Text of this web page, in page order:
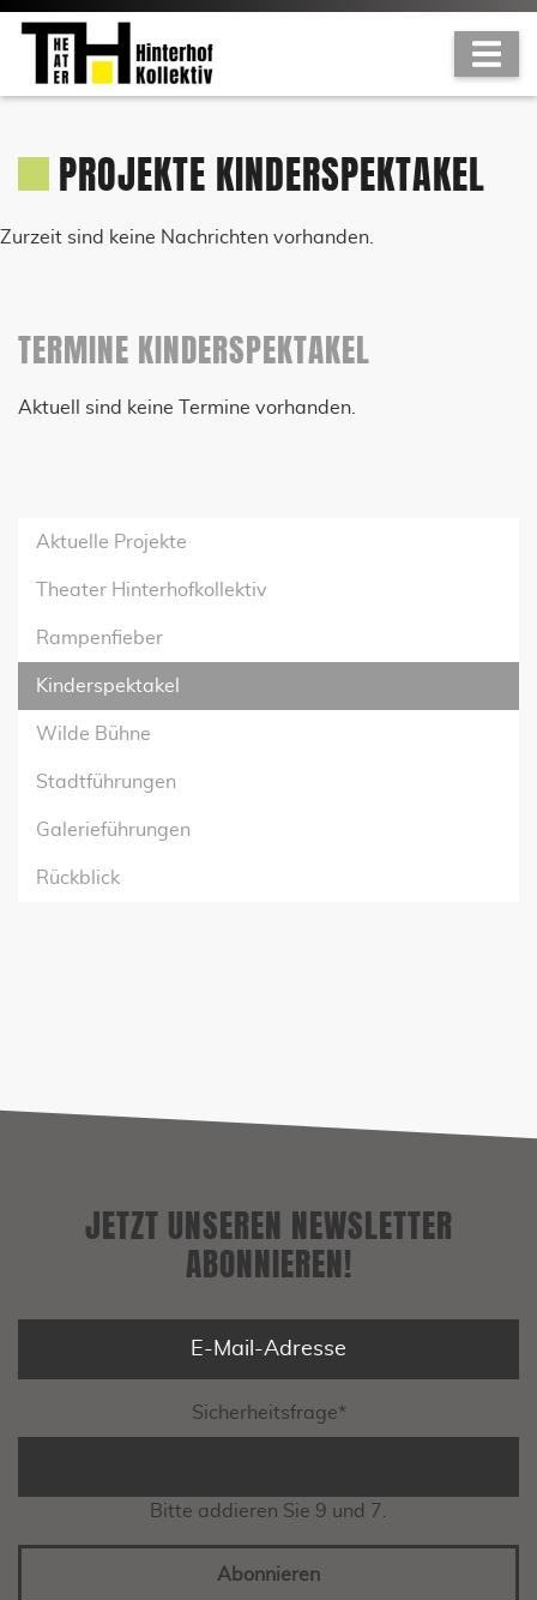
PROJEKTE KINDERSPEKTAKEL
Zurzeit sind keine Nachrichten vorhanden.
TERMINE KINDERSPEKTAKEL
Aktuell sind keine Termine vorhanden.
Aktuelle Projekte
Theater Hinterhofkollektiv
Rampenfieber
Kinderspektakel
Wilde Bühne
Stadtführungen
Galerieführungen
Rückblick
JETZT UNSEREN NEWSLETTER
ABONNIEREN!
Sicherheitsfrage*
Bitte addieren Sie 9 und 7.
Abonnieren